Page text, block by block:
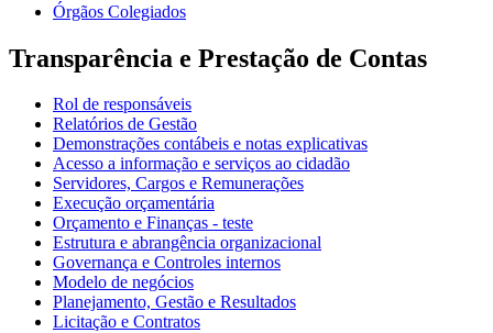
Órgãos Colegiados
Transparência e Prestação de Contas
Rol de responsáveis
Relatórios de Gestão
Demonstrações contábeis e notas explicativas
Acesso a informação e serviços ao cidadão
Servidores, Cargos e Remunerações
Execução orçamentária
Orçamento e Finanças - teste
Estrutura e abrangência organizacional
Governança e Controles internos
Modelo de negócios
Planejamento, Gestão e Resultados
Licitação e Contratos